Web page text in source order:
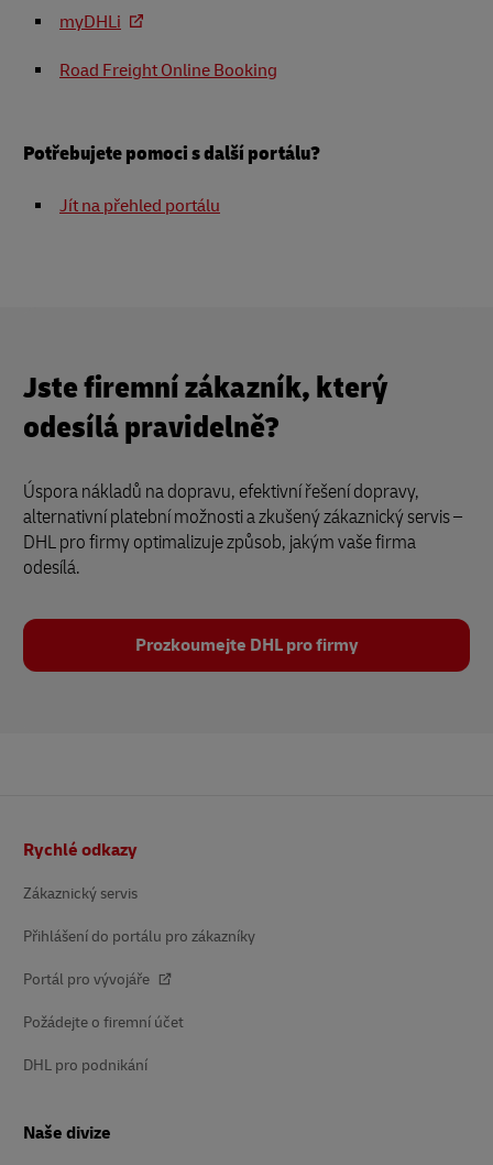
myDHLi
Road Freight Online Booking
Potřebujete pomoci s další portálu?
Jít na přehled portálu
Jste firemní zákazník, který
odesílá pravidelně?
Úspora nákladů na dopravu, efektivní řešení dopravy,
alternativní platební možnosti a zkušený zákaznický servis –
DHL pro firmy optimalizuje způsob, jakým vaše firma
odesílá.
Prozkoumejte DHL pro firmy
Rychlé odkazy
Zákaznický servis
Přihlášení do portálu pro zákazníky
Portál pro vývojáře
Požádejte o firemní účet
DHL pro podnikání
Naše divize